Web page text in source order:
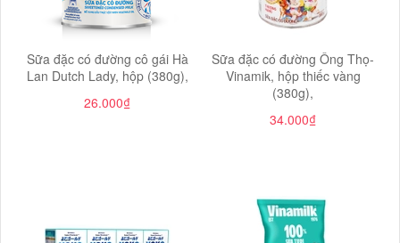
Sữa đặc có đường cô gái Hà
Lan Dutch Lady, hộp (380g),
26.000₫
Sữa đặc có đường Ông Thọ-
Vinamik, hộp thiếc vàng
(380g),
34.000₫